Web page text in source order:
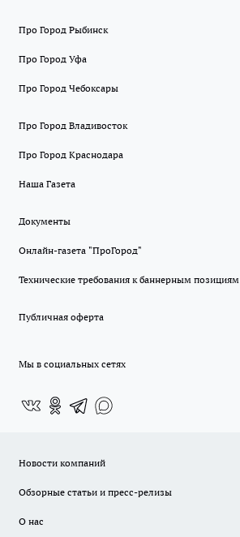
Про Город Рыбинск
Про Город Уфа
Про Город Чебоксары
Про Город Владивосток
Про Город Краснодара
Наша Газета
Документы
Онлайн-газета "ПроГород"
Технические требования к баннерным позициям
Публичная оферта
Мы в социальных сетях
Новости компаний
Обзорные статьи и пресс-релизы
О нас